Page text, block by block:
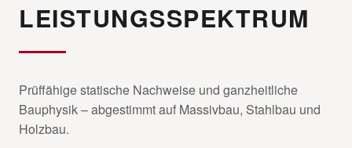
LEISTUNGSSPEKTRUM
Prüffähige statische Nachweise und ganzheitliche
Bauphysik – abgestimmt auf Massivbau, Stahlbau und
Holzbau.